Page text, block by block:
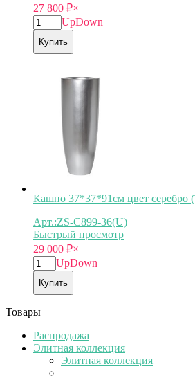
27 800 ₽×
UpDown
Купить
Кашпо 37*37*91см цвет серебро
Арт.:ZS-C899-36(U)
Быстрый просмотр
29 000 ₽×
UpDown
Купить
Товары
Распродажа
Элитная коллекция
Элитная коллекция